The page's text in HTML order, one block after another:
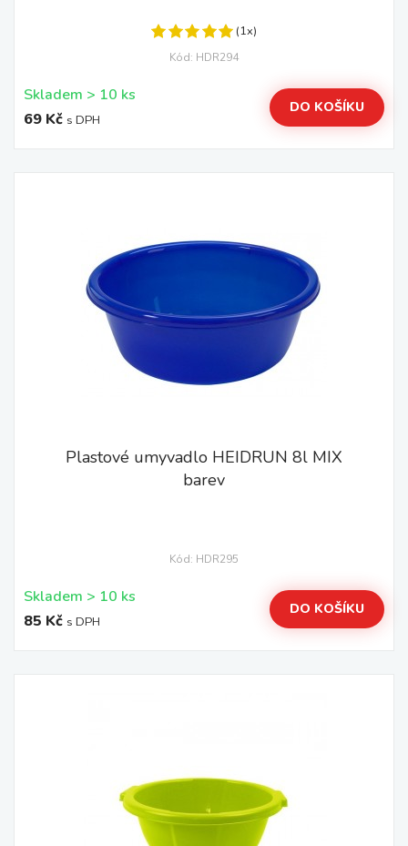
(1x)
Kód: HDR294
Skladem > 10 ks
69 Kč s DPH
DO KOŠÍKU
Plastové umyvadlo HEIDRUN 8l MIX
barev
Kód: HDR295
Skladem > 10 ks
85 Kč s DPH
DO KOŠÍKU